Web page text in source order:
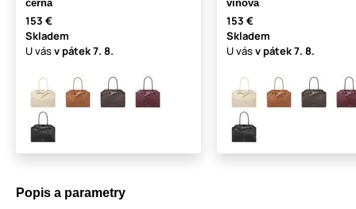
černá
153 €
Skladem
U vásv pátek7. 8.
vínová
153 €
Skladem
U vásv pátek7. 8.
Popis a parametry